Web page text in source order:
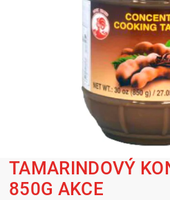
TAMARINDOVÝ
850G AKCE